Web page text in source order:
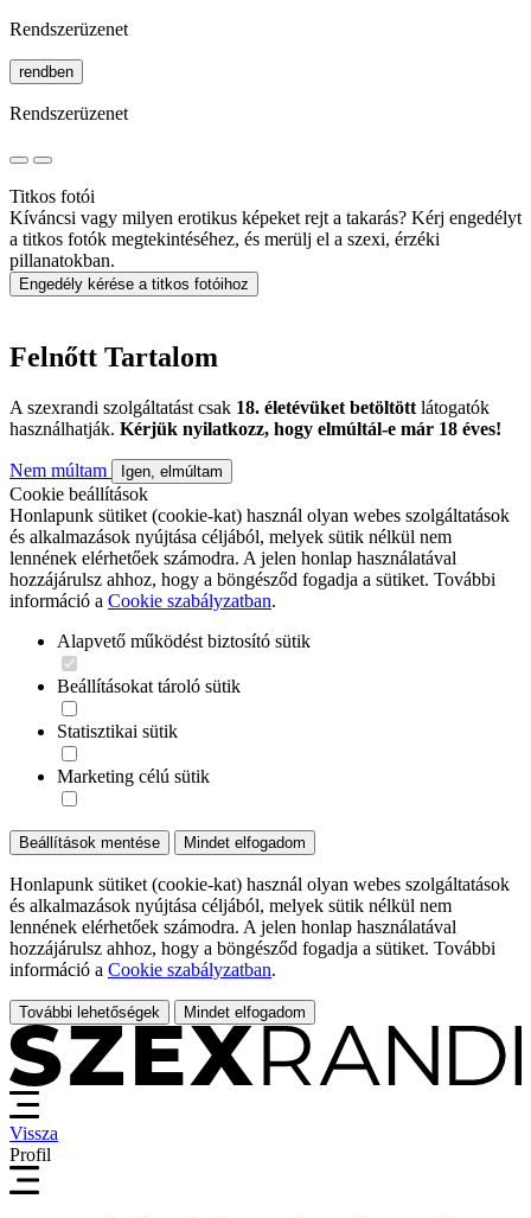
Rendszerüzenet
rendben
Rendszerüzenet
Titkos fotói
Kíváncsi vagy milyen erotikus képeket rejt a takarás? Kérj engedélyt
a titkos fotók megtekintéséhez, és merülj el a szexi, érzéki
pillanatokban.
Engedély kérése a titkos fotóihoz
Felnőtt Tartalom
A szexrandi szolgáltatást csak 18. életévüket betöltött látogatók
használhatják. Kérjük nyilatkozz, hogy elmúltál-e már 18 éves!
Nem múltam Igen, elmúltam
Cookie beállítások
Honlapunk sütiket (cookie-kat) használ olyan webes szolgáltatások
és alkalmazások nyújtása céljából, melyek sütik nélkül nem
lennének elérhetőek számodra. A jelen honlap használatával
hozzájárulsz ahhoz, hogy a böngésződ fogadja a sütiket. További
információ a Cookie szabályzatban.
Alapvető működést biztosító sütik
Beállításokat tároló sütik
Statisztikai sütik
Marketing célú sütik
Beállítások mentése Mindet elfogadom
Honlapunk sütiket (cookie-kat) használ olyan webes szolgáltatások
és alkalmazások nyújtása céljából, melyek sütik nélkül nem
lennének elérhetőek számodra. A jelen honlap használatával
hozzájárulsz ahhoz, hogy a böngésződ fogadja a sütiket. További
információ a Cookie szabályzatban.
További lehetőségek Mindet elfogadom
Vissza
Profil